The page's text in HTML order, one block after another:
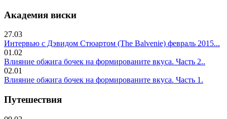
Академия виски
27.03
Интервью с Дэвидом Стюартом (The Balvenie) февраль 2015...
01.02
Влияние обжига бочек на формированите вкуса. Часть 2..
02.01
Влияние обжига бочек на формированите вкуса. Часть 1.
Путешествия